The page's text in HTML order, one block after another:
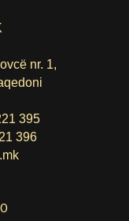
nr. 1,
395
396